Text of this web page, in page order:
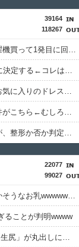
39164
118267
【爆笑動画】ママさん「新しい洗濯機買って1発目に回したらコレw」←こwれwはw w w w w w w w w w
【速報】ルフィの幹部、懲役20年に決定する←コレは妥当か？？？？？？？
【画像】俺たちの姫、佳子さまのお気に入りのドレスがこちらです←コレは可愛過ぎるw w w w w w w w
【衝撃】浅田真央ちゃんの婚活条件がこちら←むしろコレは普通じゃね？w w w w w w w w
【画像】お前らこの超美人容疑者が、整形か否か判定して！！→画像がこちらw w w w w w w w w w
22077
99027
【画像】磯山さやかのガチで柔らかそうなお乳wwwwwww
ることが判明wwww
【画像】JK3人組、強風に煽られ「生尻」が丸出しに・・・